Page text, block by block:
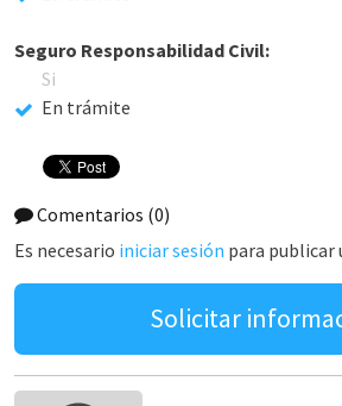
Seguro Responsabilidad Civil:
Si
En trámite
Comentarios (0)
Es necesario iniciar sesión para publicar
Solicitar